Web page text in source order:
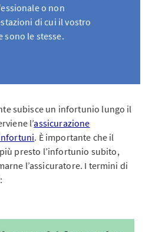
o non
di cui il vostro
sono le stesse.
subisce un infortunio lungo il
l’assicurazione
. È importante che il
presto l’infortunio subito,
l’assicuratore. I termini di